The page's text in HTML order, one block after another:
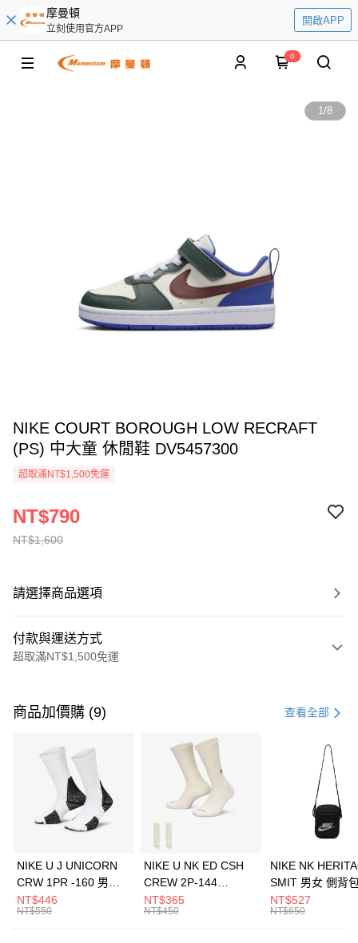
摩曼頓
立刻使用官方APP
開啟APP
0
1/8
NIKE COURT BOROUGH LOW RECRAFT
(PS) 中大童 休閒鞋 DV5457300
超取滿NT$1,500免運
NT$1,600
NT$790
請選擇商品選項
付款與運送方式
超取滿NT$1,500免運
信用卡一次付款
3 期 0 利率 每期 21家銀行
合作金庫商業銀行
第一商業銀行
華南商業銀行
彰化商業銀行
上海商業儲蓄銀行
元大商業銀行
Apple Pay
全盈+PAY
AFTEE先享後付
商品加價購 (9) 查看全部
NIKE U J UNICORN
CRW 1PR -160 男女
中統襪 FZ3393100
NT$446
NT$550
NIKE U NK ED CSH
CREW 2P-144
EMBRDY 男女 短統襪
FZ3073133
NT$365
NT$450
NIKE NK
SMIT 男女 側背
BA5871010
NT$527
NT$650